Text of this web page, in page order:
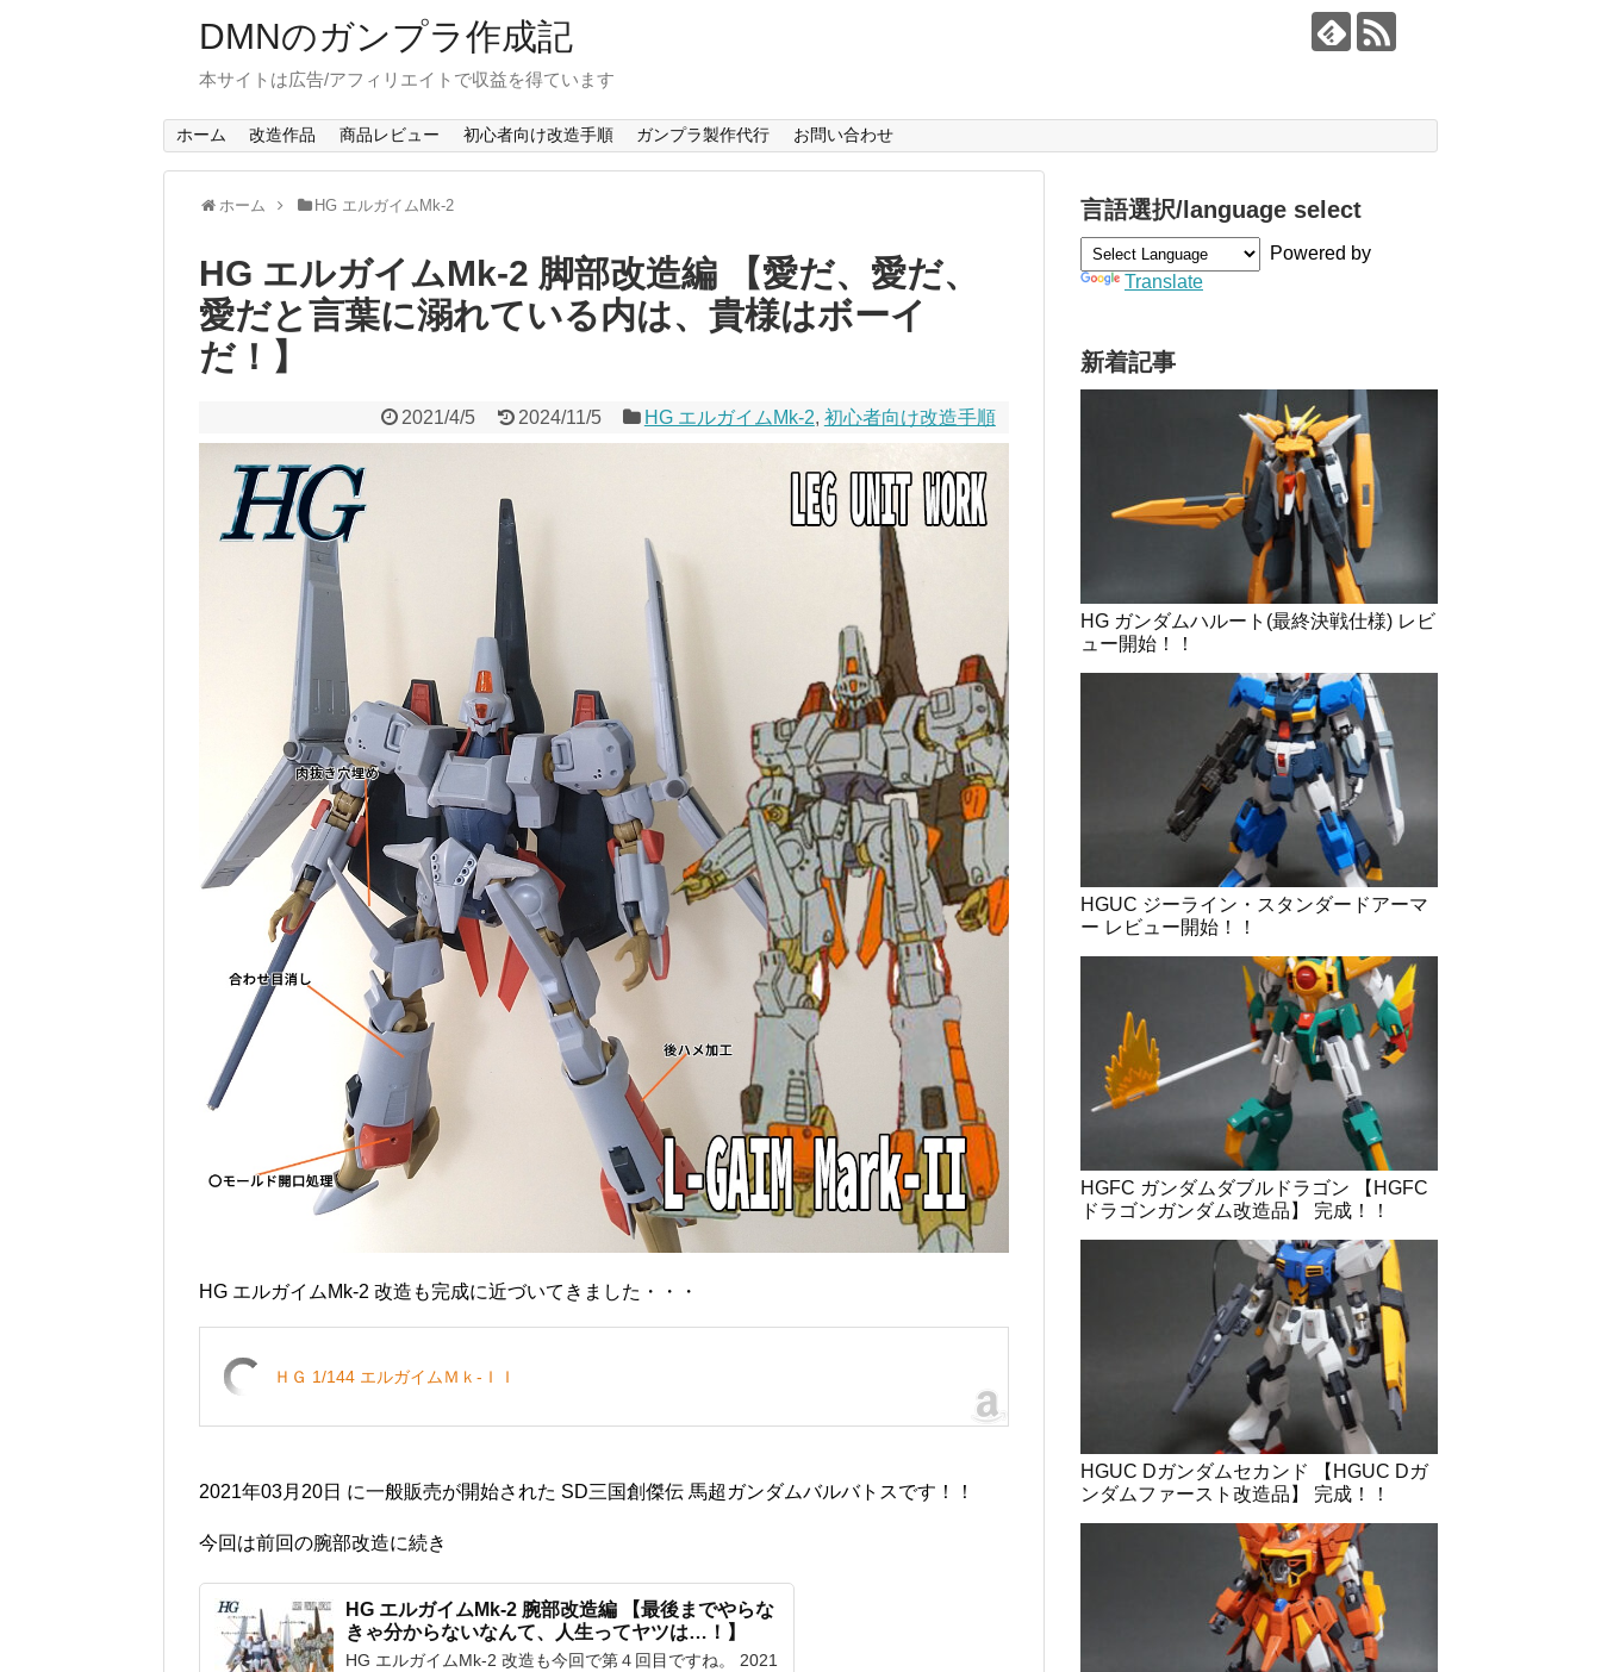
DMNのガンプラ作成記
本サイトは広告/アフィリエイトで収益を得ています
ホーム 改造作品 商品レビュー 初心者向け改造手順 ガンプラ製作代行 お問い合わせ
ホーム HG エルガイムMk-2
HG エルガイムMk-2 脚部改造編 【愛だ、愛だ、
愛だと言葉に溺れている内は、貴様はボーイ
だ！】
2021/4/5 2024/11/5 HG エルガイムMk-2, 初心者向け改造手順
HG エルガイムMk-2 改造も完成に近づいてきました・・・
ＨＧ 1/144 エルガイムＭｋ-ＩＩ
2021年03月20日 に一般販売が開始された SD三国創傑伝 馬超ガンダムバルバトスです！！
今回は前回の腕部改造に続き
HG エルガイムMk-2 腕部改造編 【最後までやらな
きゃ分からないなんて、人生ってヤツは…！】
HG エルガイムMk-2 改造も今回で第４回目ですね。 2021
言語選択/language select
Powered by
Translate
新着記事
HG ガンダムハルート(最終決戦仕様) レビ
ュー開始！！
HGUC ジーライン・スタンダードアーマ
ー レビュー開始！！
HGFC ガンダムダブルドラゴン 【HGFC
ドラゴンガンダム改造品】 完成！！
HGUC Dガンダムセカンド 【HGUC Dガ
ンダムファースト改造品】 完成！！